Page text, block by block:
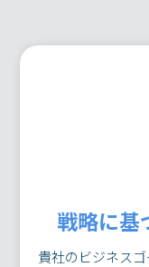
戦略に基
貴社のビジネス